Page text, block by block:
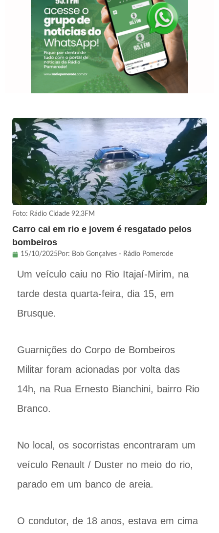
Foto: Rádio Cidade 92,3FM
Carro cai em rio e jovem é resgatado pelos
bombeiros
15/10/2025Por: Bob Gonçalves - Rádio Pomerode
Um veículo caiu no Rio Itajaí-Mirim, na
tarde desta quarta-feira, dia 15, em
Brusque.
Guarnições do Corpo de Bombeiros
Militar foram acionadas por volta das
14h, na Rua Ernesto Bianchini, bairro Rio
Branco.
No local, os socorristas encontraram um
veículo Renault / Duster no meio do rio,
parado em um banco de areia.
O condutor, de 18 anos, estava em cima